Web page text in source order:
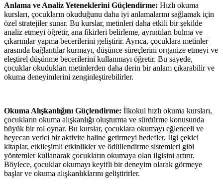
Anlama ve Analiz Yeteneklerini Güçlendirme: Hızlı okuma
kursları, çocukların okuduğunu daha iyi anlamalarını sağlamak için
özel stratejiler sunar. Bu kurslar, metinleri daha etkili bir şekilde
analiz etmeyi öğretir, ana fikirleri belirleme, ayrıntıları bulma ve
çıkarımlar yapma becerilerini geliştirir. Ayrıca, çocuklara metinler
arasında bağlantılar kurmayı, düşünce süreçlerini organize etmeyi ve
eleştirel düşünme becerilerini kullanmayı öğretir. Bu sayede,
çocuklar okudukları metinlerden daha derin bir anlam çıkarabilir ve
okuma deneyimlerini zenginleştirebilirler.
Okuma Alışkanlığını Güçlendirme: İlkokul hızlı okuma kursları,
çocukların okuma alışkanlığı oluşturma ve sürdürme konusunda
büyük bir rol oynar. Bu kurslar, çocuklara okumayı eğlenceli ve
heyecan verici bir aktivite haline getirmeyi hedefler. İlgi çekici
kitaplar, etkileşimli etkinlikler ve ödüllendirme sistemleri gibi
yöntemler kullanarak çocukların okumaya olan ilgisini artırır.
Böylece, çocuklar okumayı keyifli bir deneyim olarak görmeye
başlar ve okuma alışkanlıklarını geliştirirler.